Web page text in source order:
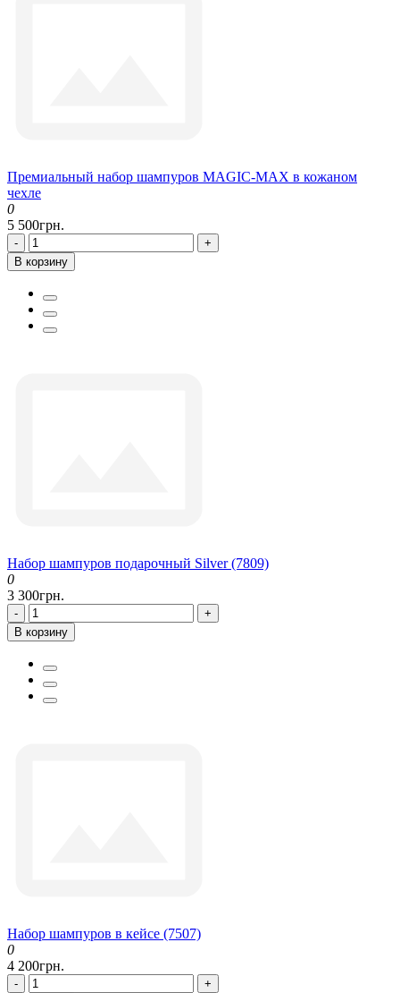
Премиальный набор шампуров MAGIC-MAX в кожаном
чехле
0
5 500грн.
-
+
В корзину
Набор шампуров подарочный Silver (7809)
0
3 300грн.
-
+
В корзину
Набор шампуров в кейсе (7507)
0
4 200грн.
-
+